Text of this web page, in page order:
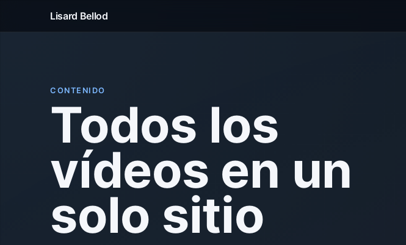
Lisard Bellod
CONTENIDO
Todos los
vídeos en un
solo sitio